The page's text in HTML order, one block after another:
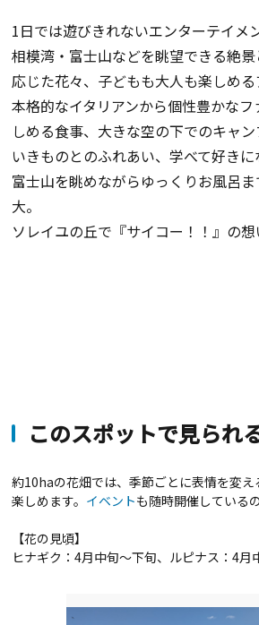
1日では遊びきれないエンターテイメ
相模湾・富士山などを眺望できる絶
応じた花々、子どもも大人も楽しめる
本格的なイタリアンから個性豊かな
しめる食事、大きな空の下でのキャ
いきものとのふれあい、学べて好きに
富士山を眺めながらゆっくりお風呂
大。
ソレイユの丘で『サイコー！！』の想
このスポットで見られ
約10haの花畑では、季節ごとに表情を変
楽しめます。 イベントも随時開催している
【花の見頃】
ヒナギク：4月中旬～下旬、ルピナス：4月